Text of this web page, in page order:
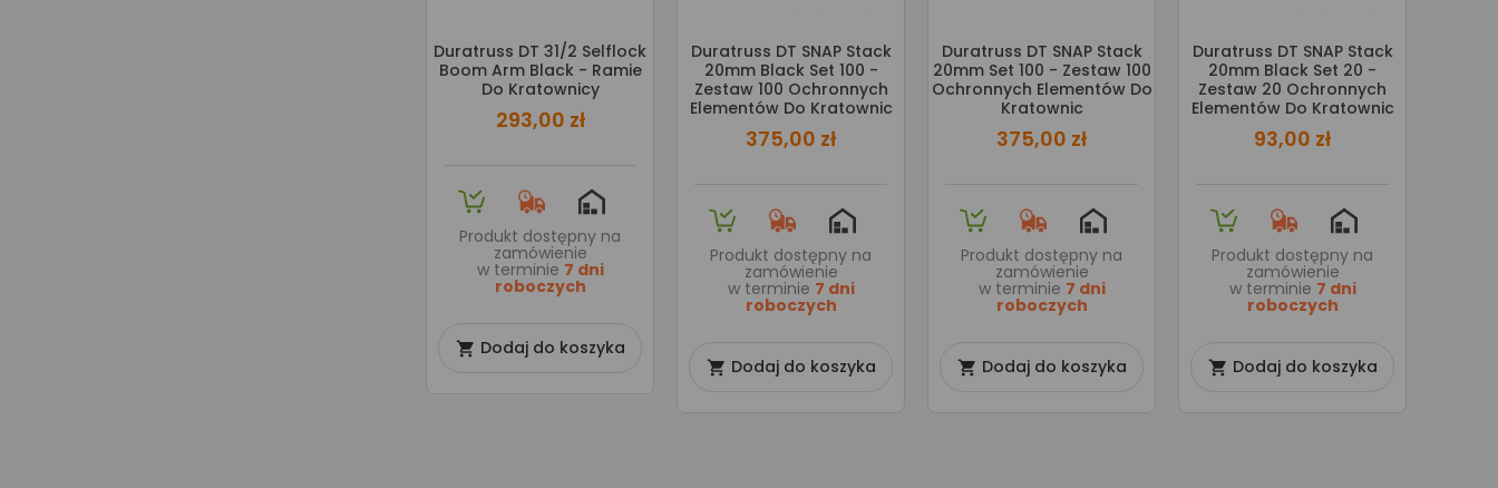
Duratruss DT 31/2 Selflock
Boom Arm Black - Ramie
Do Kratownicy
293,00 zł
Produkt dostępny na
zamówienie
w terminie 7 dni
roboczych
 Dodaj do koszyka
Duratruss DT SNAP Stack
20mm Black Set 100 -
Zestaw 100 Ochronnych
Elementów Do Kratownic
375,00 zł
Produkt dostępny na
zamówienie
w terminie 7 dni
roboczych
 Dodaj do koszyka
Duratruss DT SNAP Stack
20mm Set 100 - Zestaw 100
Ochronnych Elementów Do
Kratownic
375,00 zł
Produkt dostępny na
zamówienie
w terminie 7 dni
roboczych
 Dodaj do koszyka
Duratruss DT SNAP Stack
20mm Black Set 20 -
Zestaw 20 Ochronnych
Elementów Do Kratownic
93,00 zł
Produkt dostępny na
zamówienie
w terminie 7 dni
roboczych
 Dodaj do koszyka